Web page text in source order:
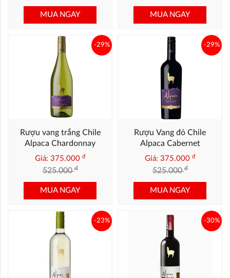
MUA NGAY MUA NGAY
Rượu vang trắng Chile
Alpaca Chardonnay
Premium
Giá: 375.000 đ
525.000đ
-29%
MUA NGAY
Rượu Vang đỏ Chile
Alpaca Cabernet
Sauvignon Premium
Giá: 375.000 đ
525.000đ
-29%
MUA NGAY
-23% -30%